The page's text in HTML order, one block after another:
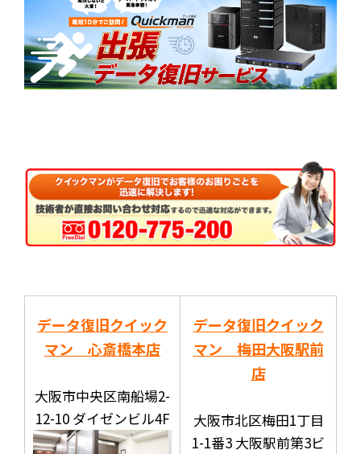
データ復旧クイック
マン 心斎橋本店
大阪市中央区南船場2-
12-10 ダイゼンビル4F
データ復旧クイック
マン 梅田大阪駅前
店
大阪市北区梅田1丁目
1-1番3 大阪駅前第3ビ